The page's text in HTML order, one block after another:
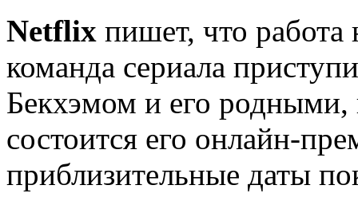
Netflix пишет, что работа
команда сериала
Бекхэмом и его родными,
состоится его онлайн-
приблизительные даты